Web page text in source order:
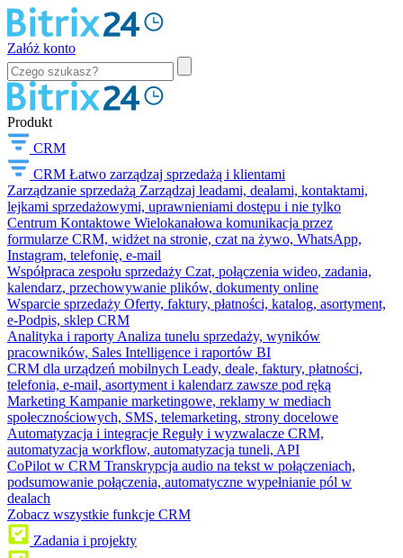
Załóż konto
Produkt
CRM
CRM Łatwo zarządzaj sprzedażą i klientami
Zarządzanie sprzedażą Zarządzaj leadami, dealami, kontaktami,
lejkami sprzedażowymi, uprawnieniami dostępu i nie tylko
Centrum Kontaktowe Wielokanałowa komunikacja przez
formularze CRM, widżet na stronie, czat na żywo, WhatsApp,
Instagram, telefonię, e-mail
Współpraca zespołu sprzedaży Czat, połączenia wideo, zadania,
kalendarz, przechowywanie plików, dokumenty online
Wsparcie sprzedaży Oferty, faktury, płatności, katalog, asortyment,
e-Podpis, sklep CRM
Analityka i raporty Analiza tunelu sprzedaży, wyników
pracowników, Sales Intelligence i raportów BI
CRM dla urządzeń mobilnych Leady, deale, faktury, płatności,
telefonia, e-mail, asortyment i kalendarz zawsze pod ręką
Marketing Kampanie marketingowe, reklamy w mediach
społecznościowych, SMS, telemarketing, strony docelowe
Automatyzacja i integracje Reguły i wyzwalacze CRM,
automatyzacja workflow, automatyzacja tuneli, API
CoPilot w CRM Transkrypcja audio na tekst w połączeniach,
podsumowanie połączenia, automatyczne wypełnianie pól w
dealach
Zobacz wszystkie funkcje CRM
Zadania i projekty